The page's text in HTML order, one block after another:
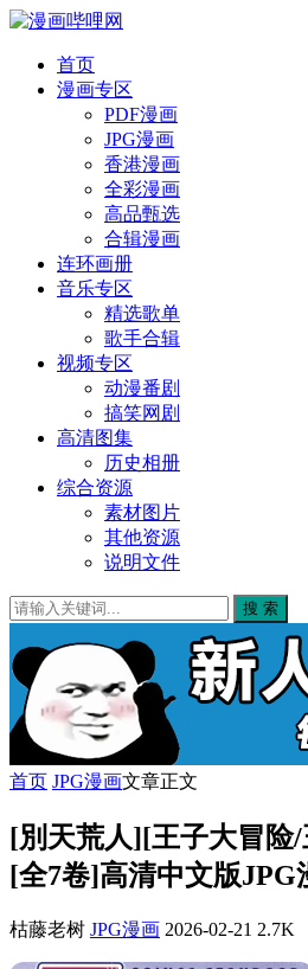
首页
漫画专区
PDF漫画
JPG漫画
香港漫画
全彩漫画
高品甄选
合辑漫画
连环画册
音乐专区
精选歌单
歌手合辑
视频专区
动漫番剧
搞笑网剧
高清图集
历史相册
综合资源
素材图片
其他资源
说明文件
搜 索
首页 JPG漫画文章正文
[別天荒人][王子大冒险
[全7卷]高清中文版JPG
枯藤老树 JPG漫画 2026-02-21 2.7K